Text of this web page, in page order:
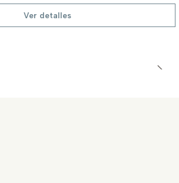
Ver detalles